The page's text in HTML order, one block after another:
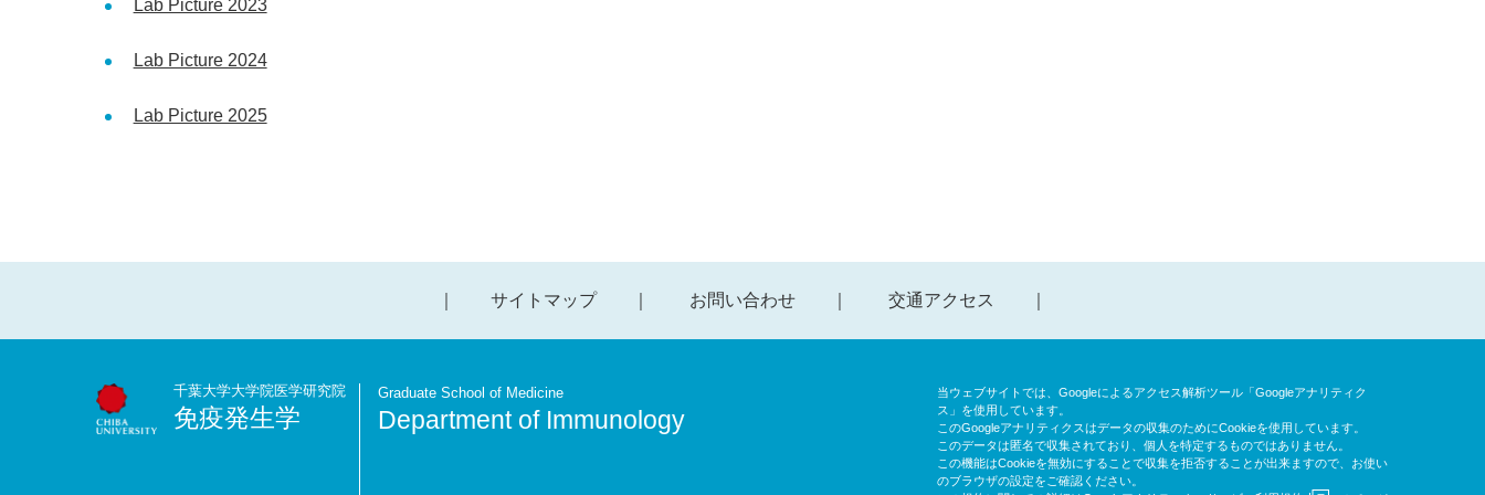
Lab Picture 2023
Lab Picture 2024
Lab Picture 2025
サイトマップ お問い合わせ 交通アクセス
千葉大学大学院医学研究院
免疫発生学
Graduate School of Medicine
Department of Immunology
当ウェブサイトでは、Googleによるアクセス解析ツール「Googleアナリティク
ス」を使用しています。
このGoogleアナリティクスはデータの収集のためにCookieを使用しています。
このデータは匿名で収集されており、個人を特定するものではありません。
この機能はCookieを無効にすることで収集を拒否することが出来ますので、お使い
のブラウザの設定をご確認ください。